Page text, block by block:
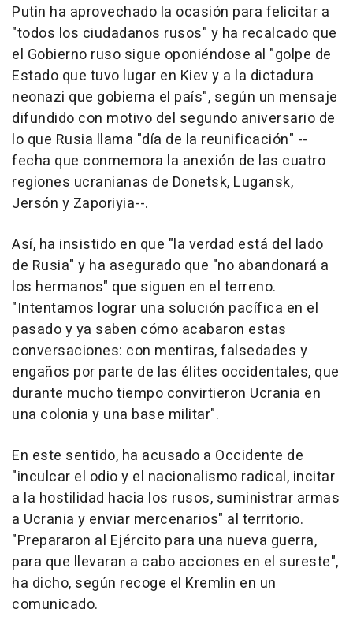
Putin ha aprovechado la ocasión para felicitar a
"todos los ciudadanos rusos" y ha recalcado que
el Gobierno ruso sigue oponiéndose al "golpe de
Estado que tuvo lugar en Kiev y a la dictadura
neonazi que gobierna el país", según un mensaje
difundido con motivo del segundo aniversario de
lo que Rusia llama "día de la reunificación" --
fecha que conmemora la anexión de las cuatro
regiones ucranianas de Donetsk, Lugansk,
Jersón y Zaporiyia--.
Así, ha insistido en que "la verdad está del lado
de Rusia" y ha asegurado que "no abandonará a
los hermanos" que siguen en el terreno.
"Intentamos lograr una solución pacífica en el
pasado y ya saben cómo acabaron estas
conversaciones: con mentiras, falsedades y
engaños por parte de las élites occidentales, que
durante mucho tiempo convirtieron Ucrania en
una colonia y una base militar".
En este sentido, ha acusado a Occidente de
"inculcar el odio y el nacionalismo radical, incitar
a la hostilidad hacia los rusos, suministrar armas
a Ucrania y enviar mercenarios" al territorio.
"Prepararon al Ejército para una nueva guerra,
para que llevaran a cabo acciones en el sureste",
ha dicho, según recoge el Kremlin en un
comunicado.